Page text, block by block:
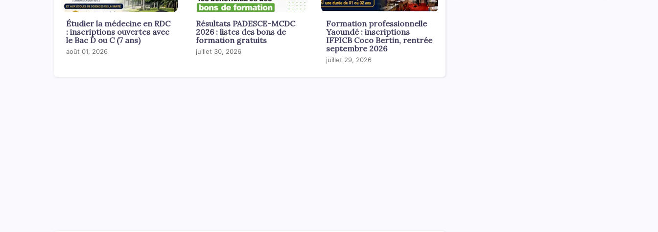
Étudier la médecine en RDC
: inscriptions ouvertes avec
le Bac D ou C (7 ans)
août 01, 2026
Résultats PADESCE-MCDC
2026 : listes des bons de
formation gratuits
juillet 30, 2026
Formation professionnelle
Yaoundé : inscriptions
IFPICB Coco Bertin, rentrée
septembre 2026
juillet 29, 2026